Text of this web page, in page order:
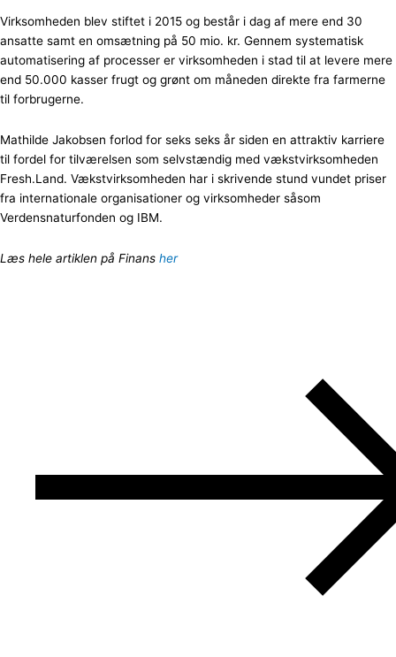
Virksomheden blev stiftet i 2015 og består i dag af mere end 30
ansatte samt en omsætning på 50 mio. kr. Gennem systematisk
automatisering af processer er virksomheden i stad til at levere mere
end 50.000 kasser frugt og grønt om måneden direkte fra farmerne
til forbrugerne.
Mathilde Jakobsen forlod for seks seks år siden en attraktiv karriere
til fordel for tilværelsen som selvstændig med vækstvirksomheden
Fresh.Land. Vækstvirksomheden har i skrivende stund vundet priser
fra internationale organisationer og virksomheder såsom
Verdensnaturfonden og IBM.
Læs hele artiklen på Finans her